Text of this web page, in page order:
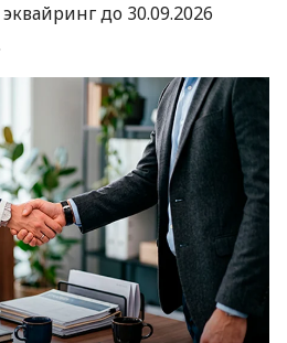
до 30.09.2026